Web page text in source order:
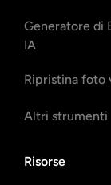
Generatore di
IA
Ripristina foto
Altri strumenti
Risorse